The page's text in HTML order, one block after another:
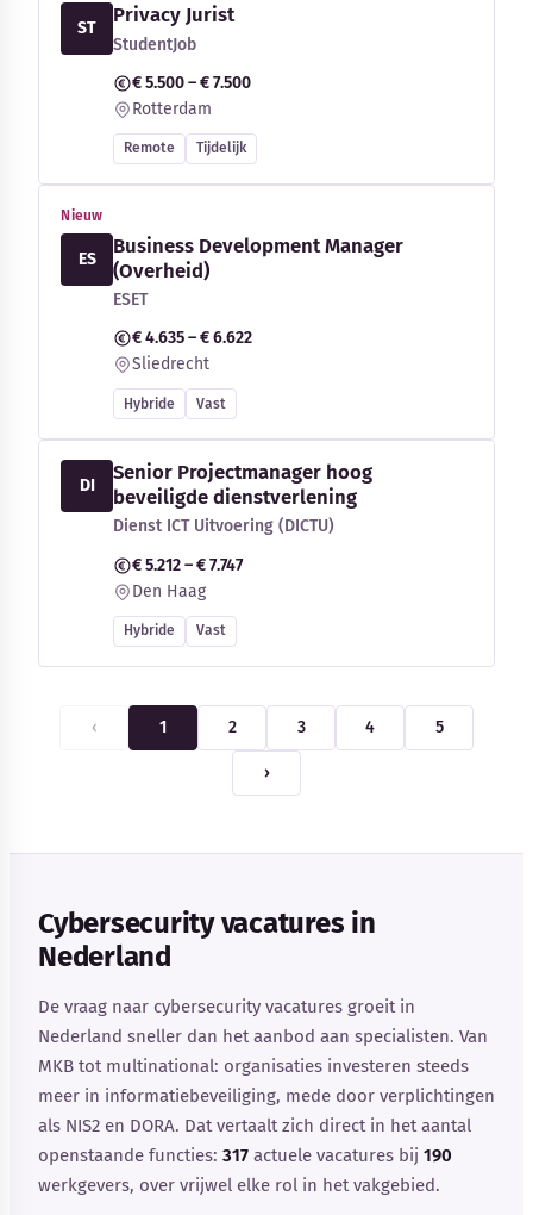
ST
Privacy Jurist
StudentJob
€ 5.500 – € 7.500
Rotterdam
Remote Tijdelijk
Nieuw
ES
Business Development Manager
(Overheid)
ESET
€ 4.635 – € 6.622
Sliedrecht
Hybride Vast
DI
Senior Projectmanager hoog
beveiligde dienstverlening
Dienst ICT Uitvoering (DICTU)
€ 5.212 – € 7.747
Den Haag
Hybride Vast
‹ 1 2 3 4 5
›
Cybersecurity vacatures in
Nederland
De vraag naar cybersecurity vacatures groeit in
Nederland sneller dan het aanbod aan specialisten. Van
MKB tot multinational: organisaties investeren steeds
meer in informatiebeveiliging, mede door verplichtingen
als NIS2 en DORA. Dat vertaalt zich direct in het aantal
openstaande functies: 317 actuele vacatures bij 190
werkgevers, over vrijwel elke rol in het vakgebied.